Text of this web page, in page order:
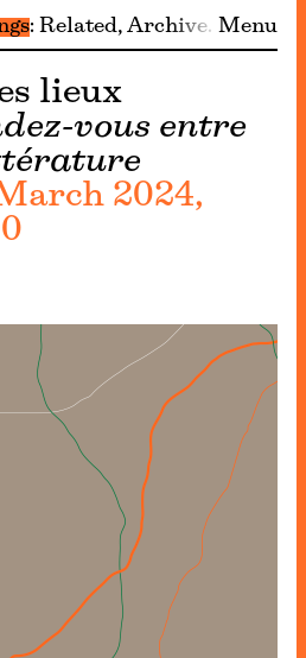
Related Archive Menu
lieux
vous entre
2024,